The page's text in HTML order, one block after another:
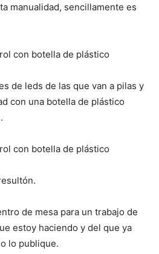
manualidad, sencillamente es
de leds de las que van a pilas y
con una botella de plástico
de mesa para un trabajo de
estoy haciendo y del que ya
lo publique.